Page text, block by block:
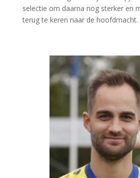
selectie om daarna nog sterker en
terug te keren naar de hoofdmacht.